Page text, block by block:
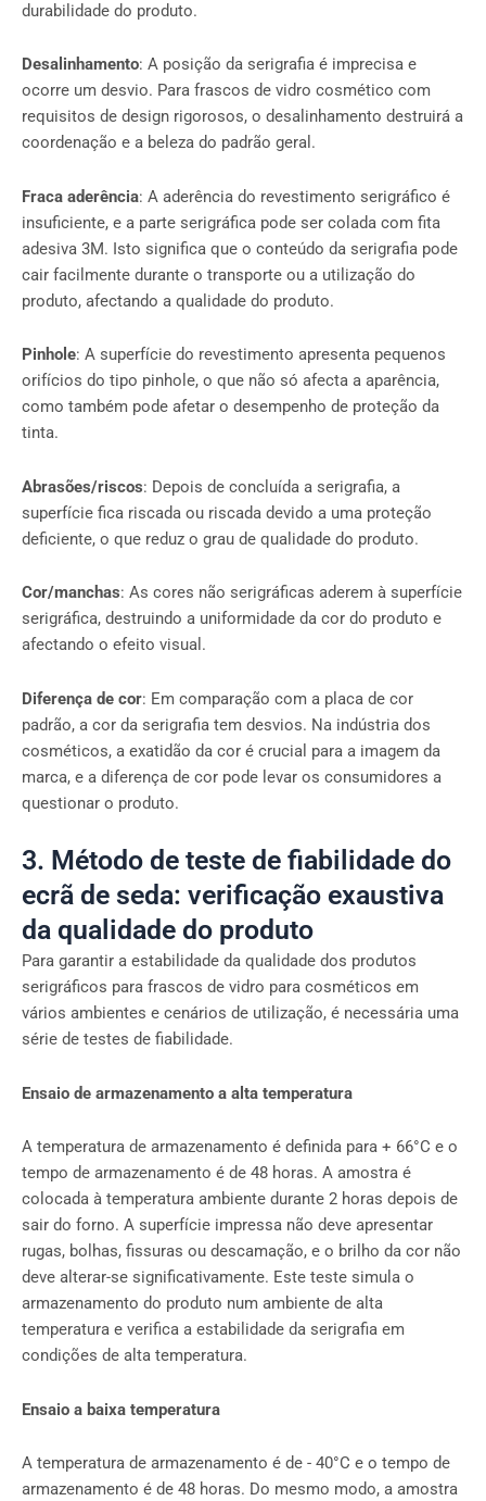
durabilidade do produto.
Desalinhamento: A posição da serigrafia é imprecisa e
ocorre um desvio. Para frascos de vidro cosmético com
requisitos de design rigorosos, o desalinhamento destruirá a
coordenação e a beleza do padrão geral.
Fraca aderência: A aderência do revestimento serigráfico é
insuficiente, e a parte serigráfica pode ser colada com fita
adesiva 3M. Isto significa que o conteúdo da serigrafia pode
cair facilmente durante o transporte ou a utilização do
produto, afectando a qualidade do produto.
Pinhole: A superfície do revestimento apresenta pequenos
orifícios do tipo pinhole, o que não só afecta a aparência,
como também pode afetar o desempenho de proteção da
tinta.
Abrasões/riscos: Depois de concluída a serigrafia, a
superfície fica riscada ou riscada devido a uma proteção
deficiente, o que reduz o grau de qualidade do produto.
Cor/manchas: As cores não serigráficas aderem à superfície
serigráfica, destruindo a uniformidade da cor do produto e
afectando o efeito visual.
Diferença de cor: Em comparação com a placa de cor
padrão, a cor da serigrafia tem desvios. Na indústria dos
cosméticos, a exatidão da cor é crucial para a imagem da
marca, e a diferença de cor pode levar os consumidores a
questionar o produto.
3. Método de teste de fiabilidade do
ecrã de seda: verificação exaustiva
da qualidade do produto
Para garantir a estabilidade da qualidade dos produtos
serigráficos para frascos de vidro para cosméticos em
vários ambientes e cenários de utilização, é necessária uma
série de testes de fiabilidade.
Ensaio de armazenamento a alta temperatura
A temperatura de armazenamento é definida para + 66°C e o
tempo de armazenamento é de 48 horas. A amostra é
colocada à temperatura ambiente durante 2 horas depois de
sair do forno. A superfície impressa não deve apresentar
rugas, bolhas, fissuras ou descamação, e o brilho da cor não
deve alterar-se significativamente. Este teste simula o
armazenamento do produto num ambiente de alta
temperatura e verifica a estabilidade da serigrafia em
condições de alta temperatura.
Ensaio a baixa temperatura
A temperatura de armazenamento é de - 40°C e o tempo de
armazenamento é de 48 horas. Do mesmo modo, a amostra